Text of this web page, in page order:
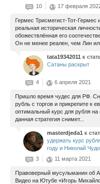
10
17 февраля
Гермес Трисмегист-Тот-Гермес
реальная историческая
обожествлённая его
Он не менее реален, чем Лин
tata19342011 к
Сатаны раскрыт
4 6 апреля 2021
Пришло время чудес для РФ.
рубль с торгов и прикрепите к
оптимальный курс для рубля на
данная стратегия снимет...
masterdjeda1 к
удержать курс
году и Николай
3
11 марта 2021
Правоверный мусульманин об
Видео на Ютубе «Игорь